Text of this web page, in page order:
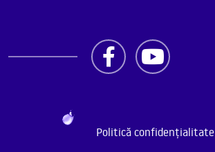
Politică confidențialitate